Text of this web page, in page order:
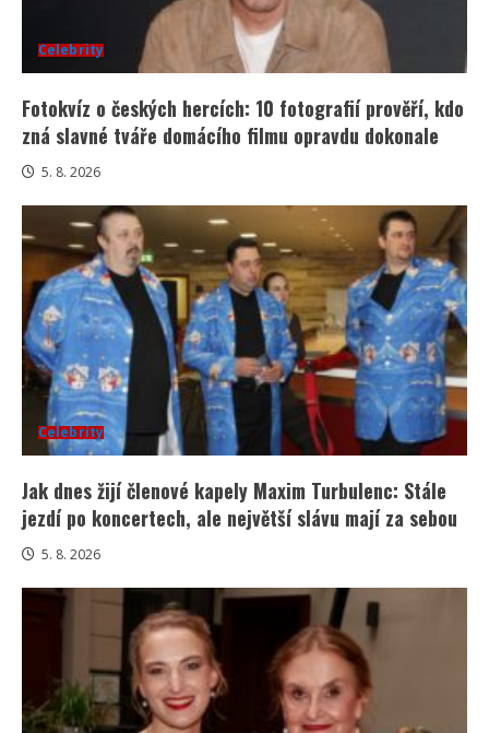
Celebrity
Fotokvíz o českých hercích: 10 fotografií prověří, kdo
zná slavné tváře domácího filmu opravdu dokonale
5. 8. 2026
Celebrity
Jak dnes žijí členové kapely Maxim Turbulenc: Stále
jezdí po koncertech, ale největší slávu mají za sebou
5. 8. 2026